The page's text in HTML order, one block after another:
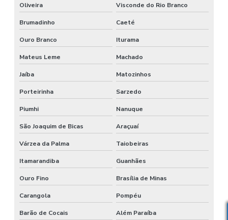
Oliveira Visconde do Rio Branco
Brumadinho Caeté
Ouro Branco Iturama
Mateus Leme Machado
Jaíba Matozinhos
Porteirinha Sarzedo
Piumhi Nanuque
São Joaquim de Bicas Araçuaí
Várzea da Palma Taiobeiras
Itamarandiba Guanhães
Ouro Fino Brasília de Minas
Carangola Pompéu
Barão de Cocais Além Paraíba